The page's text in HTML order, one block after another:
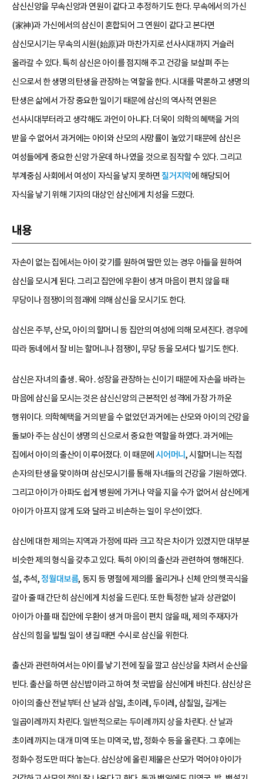
삼신신앙을 무속신앙과 연원이 같다고 추정하기도 한다. 무속에서의 가신
(家神)과 가신에서의 삼신이 혼합되어 그 연원이 같다고 본다면
삼신모시기는 무속의 시원(始原)과 마찬가지로 선사시대까지 거슬러
올라갈 수 있다. 특히 삼신은 아이를 점지해 주고 건강을 보살펴 주는
신으로서 한 생명의 탄생을 관장하는 역할을 한다. 시대를 막론하고 생명의
탄생은 삶에서 가장 중요한 일이기 때문에 삼신의 역사적 연원은
선사시대부터라고 생각해도 과언이 아니다. 더욱이 의학의 혜택을 거의
받을 수 없어서 과거에는 아이와 산모의 사망률이 높았기 때문에 삼신은
여성들에게 중요한 신앙 가운데 하나였을 것으로 짐작할 수 있다. 그리고
부계중심 사회에서 여성이 자식을 낳지 못하면칠거지악에 해당되어
자식을 낳기 위해 기자의 대상인 삼신에게 치성을 드렸다.
내용
자손이 없는 집에서는 아이 갖기를 원하여 딸만 있는 경우 아들을 원하여
삼신을 모시게 된다. 그리고 집안에 우환이 생겨 마음이 편치 않을 때
무당이나 점쟁이의 점괘에 의해 삼신을 모시기도 한다.
삼신은 주부, 산모, 아이의 할머니 등 집안의 여성에 의해 모셔진다. 경우에
따라 동네에서 잘 비는 할머니나 점쟁이, 무당 등을 모셔다 빌기도 한다.
삼신은 자녀의 출생․육아․성장을 관장하는 신이기 때문에 자손을 바라는
마음에 삼신을 모시는 것은 삼신신앙의 근본적인 성격에 가장 가까운
행위이다. 의학혜택을 거의 받을 수 없었던 과거에는 산모와 아이의 건강을
돌보아 주는 삼신이 생명의 신으로서 중요한 역할을 하였다. 과거에는
집에서 아이의 출산이 이루어졌다. 이 때문에시어머니 , 시할머니는 직접
손자의 탄생을 맞이하며 삼신모시기를 통해 자녀들의 건강을 기원하였다.
그리고 아이가 아파도 쉽게 병원에 가거나 약을 지을 수가 없어서 삼신에게
아이가 아프지 않게 도와 달라고 비손하는 일이 우선이었다.
삼신에 대한 제의는 지역과 가정에 따라 크고 작은 차이가 있겠지만 대부분
비슷한 제의 형식을 갖추고 있다. 특히 아이의 출산과 관련하여 행해진다.
설, 추석,정월대보름, 동지 등 명절에 제의를 올리거나 신체 안의 햇곡식을
갈아 줄 때 간단히 삼신에게 치성을 드린다. 또한 특정한 날과 상관없이
아이가 아플 때 집안에 우환이 생겨 마음이 편치 않을 때, 제의 주재자가
삼신의 힘을 빌릴 일이 생길 때면 수시로 삼신을 위한다.
출산과 관련하여서는 아이를 낳기 전에 짚을 깔고 삼신상을 차려서 순산을
빈다. 출산을 하면 삼신밥이라고 하여 첫 국밥을 삼신에게 바친다. 삼신상은
아이의 출산 전날부터 산 날과 삼일, 초이레, 두이레, 삼칠일, 길게는
일곱이레까지 차린다. 일반적으로는 두이레까지 상을 차린다. 산 날과
초이레까지는 대개 미역 또는 미역국, 밥, 정화수 등을 올린다. 그 후에는
정화수 정도만 떠다 놓는다. 삼신상에 올린 제물은 산모가 먹어야 아이가